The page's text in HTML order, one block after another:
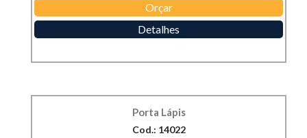
Orçar
Detalhes
Porta Lápis
Cod.: 14022